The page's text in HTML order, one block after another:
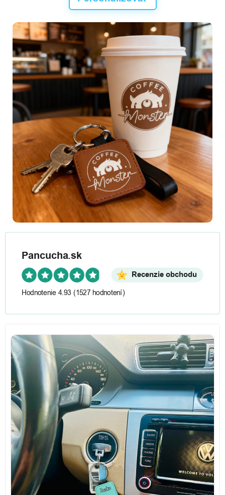
Pancucha.sk
Recenzie obchodu
Hodnotenie 4.93 (1527 hodnotení)